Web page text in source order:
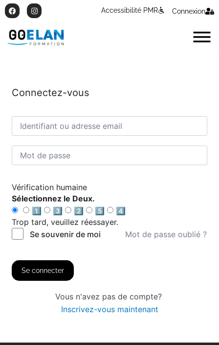
Accessibilité PMR Connexion
Connectez-vous
Vérification humaine
Sélectionnez le Deux.
1️⃣
3️⃣ 2️⃣ 5️⃣
4️⃣
Trop tard, veuillez réessayer.
Se souvenir de moi
Mot de passe oublié ?
Se connecter
Vous n'avez pas de compte?
Inscrivez-vous maintenant